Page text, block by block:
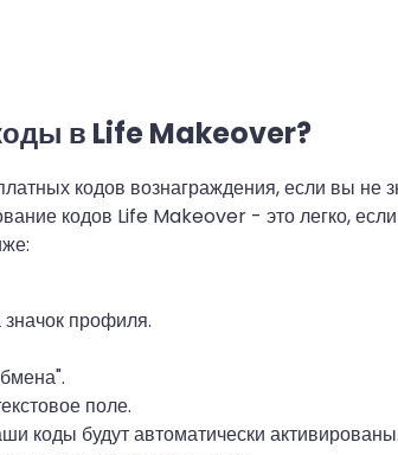
в Life Makeover?
кодов вознаграждения, если вы не
кодов Life Makeover - это легко,
профиля.
поле.
коды будут автоматически активированы.